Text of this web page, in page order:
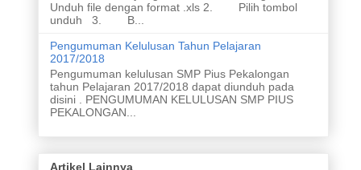
Unduh file dengan format .xls 2. Pilih tombol
unduh 3. B...
Pengumuman Kelulusan Tahun Pelajaran
2017/2018
Pengumuman kelulusan SMP Pius Pekalongan
tahun Pelajaran 2017/2018 dapat diunduh pada
disini . PENGUMUMAN KELULUSAN SMP PIUS
PEKALONGAN...
Artikel Lainnya